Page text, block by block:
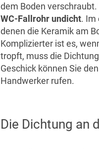
dem Boden
WC-Fallrohr undicht. Im
denen die Keramik am
Komplizierter ist es,
tropft, muss die
Geschick können Sie
Handwerker rufen.
Die Dichtung an